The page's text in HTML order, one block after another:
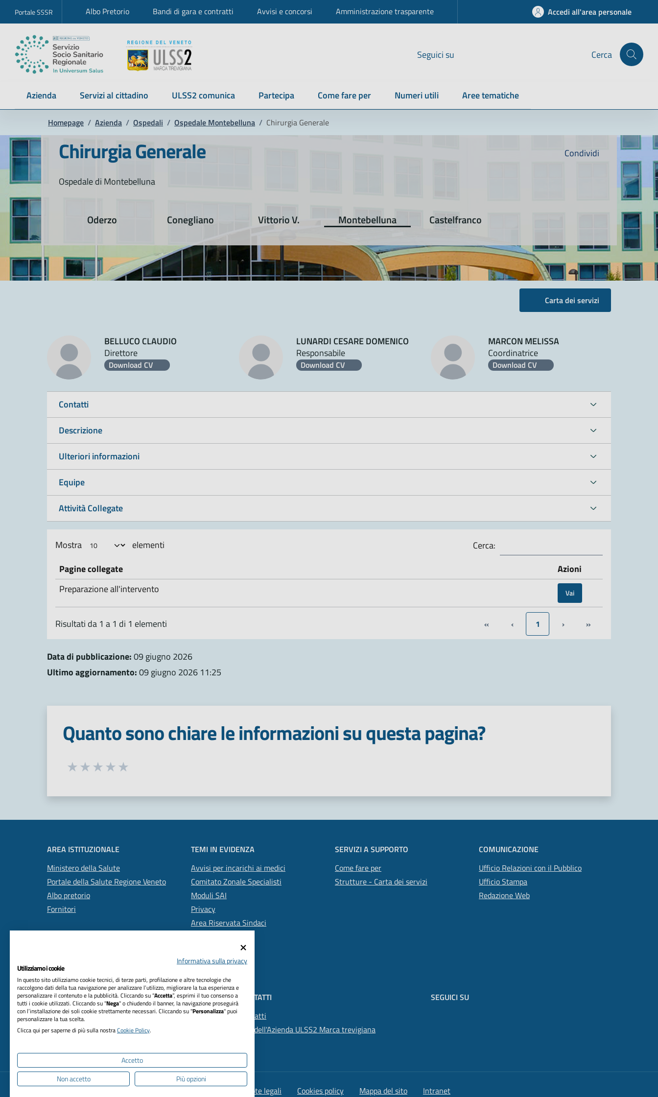
Portale SSSR Albo Pretorio Bandi di gara e contratti Avvisi e concorsi Amministrazione trasparente Accedi all'area personale
Seguici su Cerca
Azienda Servizi al cittadino ULSS2 comunica Partecipa Come fare per Numeri utili Aree tematiche
Homepage / Azienda / Ospedali / Ospedale Montebelluna / Chirurgia Generale
Condividi
Chirurgia Generale
Ospedale di Montebelluna
Oderzo Conegliano Vittorio V. Montebelluna Castelfranco
Carta dei servizi
BELLUCO CLAUDIO
Direttore
Download CV
LUNARDI CESARE DOMENICO
Responsabile
Download CV
MARCON MELISSA
Coordinatrice
Download CV
Contatti
Descrizione
Ulteriori informazioni
Equipe
Attività Collegate
Mostra elementi
Cerca:
Pagine collegate
Azioni
Preparazione all'intervento
Vai
Risultati da 1 a 1 di 1 elementi « ‹ 1 › »
Data di pubblicazione:09 giugno 2026
Ultimo aggiornamento:09 giugno 2026 11:25
Quanto sono chiare le informazioni su questa pagina?
Seleziona una valutazione da 1 a 5 stelle
AREA ISTITUZIONALE
Ministero della Salute
Portale della Salute Regione Veneto
Albo pretorio
Fornitori
TEMI IN EVIDENZA
Avvisi per incarichi ai medici
Comitato Zonale Specialisti
Moduli SAI
Privacy
Area Riservata Sindaci
SERVIZI A SUPPORTO
Come fare per
Strutture - Carta dei servizi
COMUNICAZIONE
Ufficio Relazioni con il Pubblico
Ufficio Stampa
Redazione Web
RIFERIMENTI
Azienda Unità Locale Socio Sanitaria n. 2
Marca trevigiana
C.F. 03084880263
CONTATTI
Contatti
PEC dell'Azienda ULSS2 Marca trevigiana
SEGUICI SU
Note legali Cookies policy Mappa del sito Intranet
Informativa sulla privacy
Utilizziamo i cookie
In questo sito utilizziamo cookie tecnici, di terze parti, profilazione e altre tecnologie che
raccolgono dati della tua navigazione per analizzare l’utilizzo, migliorare la tua esperienza e
personalizzare il contenuto e la pubblicità. Cliccando su “Accetta”, esprimi il tuo consenso a
tutti i cookie utilizzati. Cliccando su "Nega" o chiudendo il banner, la navigazione proseguirà
con l’installazione dei soli cookie strettamente necessari. Cliccando su "Personalizza" puoi
personalizzare la tua scelta.
Clicca qui per saperne di più sulla nostraCookie Policy.
Accetto
Non accetto
Più opzioni